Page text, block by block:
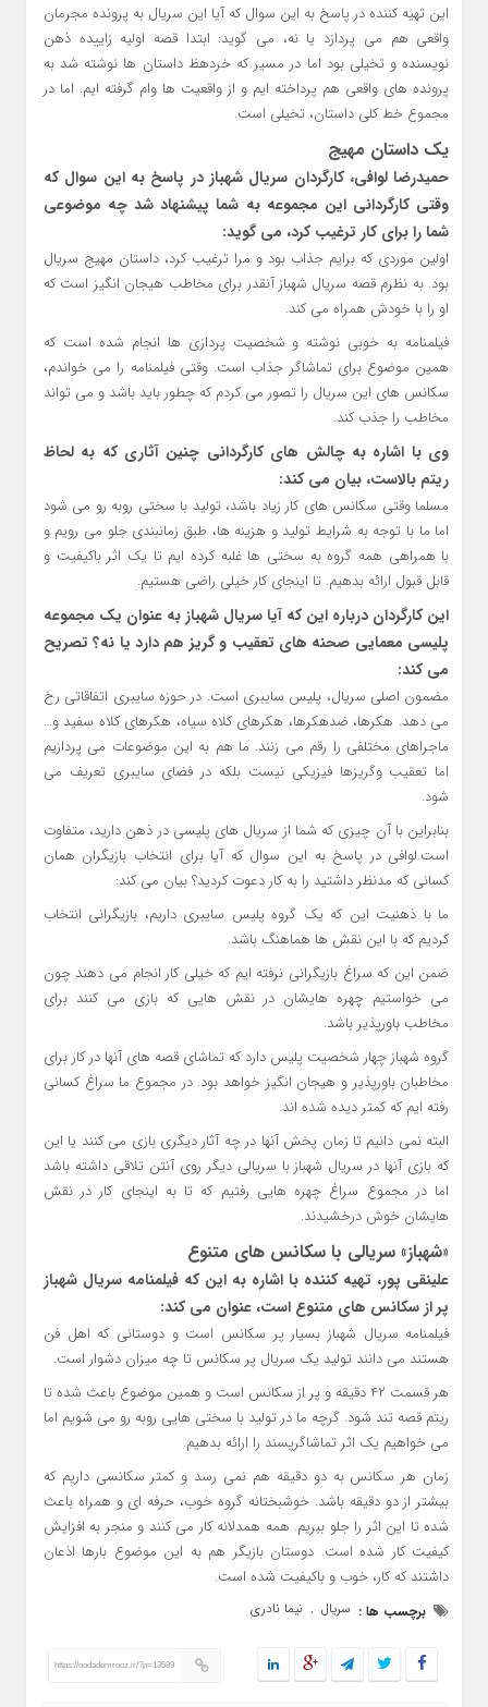
این تهیه کننده در پاسخ به این سوال که آیا این سریال به پرونده مجرمان
واقعی هم می پردازد یا نه، می گوید: ابتدا قصه اولیه زاییده ذهن
نویسنده و تخیلی بود اما در مسیر که خردهظ داستان ها نوشته شد به
پرونده های واقعی هم پرداخته ایم و از واقعیت ها وام گرفته ایم. اما در
مجموع خط کلی داستان، تخیلی است.
یک داستان مهیج
حمیدرضا لوافی، کارگردان سریال شهباز در پاسخ به این سوال که
وقتی کارگردانی این مجموعه به شما پیشنهاد شد چه موضوعی
شما را برای کار ترغیب کرد، می گوید:
اولین موردی که برایم جذاب بود و مرا ترغیب کرد، داستان مهیج سریال
بود. به نظرم قصه سریال شهباز آنقدر برای مخاطب هیجان انگیز است که
او را با خودش همراه می کند.
فیلمنامه به خوبی نوشته و شخصیت پردازی ها انجام شده است که
همین موضوع برای تماشاگر جذاب است. وقتی فیلمنامه را می خواندم،
سکانس های این سریال را تصور می کردم که چطور باید باشد و می تواند
مخاطب را جذب کند.
وی با اشاره به چالش های کارگردانی چنین آثاری که به لحاظ
ریتم بالاست، بیان می کند:
مسلما وقتی سکانس های کار زیاد باشد، تولید با سختی روبه رو می شود
اما ما با توجه به شرایط تولید و هزینه ها، طبق زمانبندی جلو می رویم و
با همراهی همه گروه به سختی ها غلبه کرده ایم تا یک اثر باکیفیت و
قابل قبول ارائه بدهیم. تا اینجای کار خیلی راضی هستیم.
این کارگردان درباره این که آیا سریال شهباز به عنوان یک مجموعه
پلیسی معمایی صحنه های تعقیب و گریز هم دارد یا نه؟ تصریح
می کند:
مضمون اصلی سریال، پلیس سایبری است. در حوزه سایبری اتفاقاتی رخ
می دهد. هکرها، ضدهکرها، هکرهای کلاه سیاه، هکرهای کلاه سفید و…
ماجراهای مختلفی را رقم می زنند. ما هم به این موضوعات می پردازیم
اما تعقیب وگریزها فیزیکی نیست بلکه در فضای سایبری تعریف می
شود.
بنابراین با آن چیزی که شما از سریال های پلیسی در ذهن دارید، متفاوت
است.لوافی در پاسخ به این سوال که آیا برای انتخاب بازیگران همان
کسانی که مدنظر داشتید را به کار دعوت کردید؟ بیان می کند:
ما با ذهنیت این که یک گروه پلیس سایبری داریم، بازیگرانی انتخاب
کردیم که با این نقش ها هماهنگ باشد.
ضمن این که سراغ بازیگرانی نرفته ایم که خیلی کار انجام می دهند چون
می خواستیم چهره هایشان در نقش هایی که بازی می کنند برای
مخاطب باورپذیر باشد.
گروه شهباز چهار شخصیت پلیس دارد که تماشای قصه های آنها در کار برای
مخاطبان باورپذیر و هیجان انگیز خواهد بود. در مجموع ما سراغ کسانی
رفته ایم که کمتر دیده شده اند.
البته نمی دانیم تا زمان پخش آنها در چه آثار دیگری بازی می کنند یا این
که بازی آنها در سریال شهباز با سریالی دیگر روی آنتن تلاقی داشته باشد
اما در مجموع سراغ چهره هایی رفتیم که تا به اینجای کار در نقش
هایشان خوش درخشیدند.
«شهباز» سریالی با سکانس های متنوع
علینقی پور، تهیه کننده با اشاره به این که فیلمنامه سریال شهباز
پر از سکانس های متنوع است، عنوان می کند:
فیلمنامه سریال شهباز بسیار پر سکانس است و دوستانی که اهل فن
هستند می دانند تولید یک سریال پر سکانس تا چه میزان دشوار است.
هر قسمت ۴۲ دقیقه و پر از سکانس است و همین موضوع باعث شده تا
ریتم قصه تند شود. گرچه ما در تولید با سختی هایی روبه رو می شویم اما
می خواهیم یک اثر تماشاگرپسند را ارائه بدهیم.
زمان هر سکانس به دو دقیقه هم نمی رسد و کمتر سکانسی داریم که
بیشتر از دو دقیقه باشد. خوشبختانه گروه خوب، حرفه ای و همراه باعث
شده تا این اثر را جلو ببریم. همه همدلانه کار می کنند و منجر به افزایش
کیفیت کار شده است. دوستان بازیگر هم به این موضوع بارها اذعان
داشتند که کار، خوب و باکیفیت شده است.
برچسب ها : سریال , نیما نادری
https://nodademrooz.ir/?p=13589